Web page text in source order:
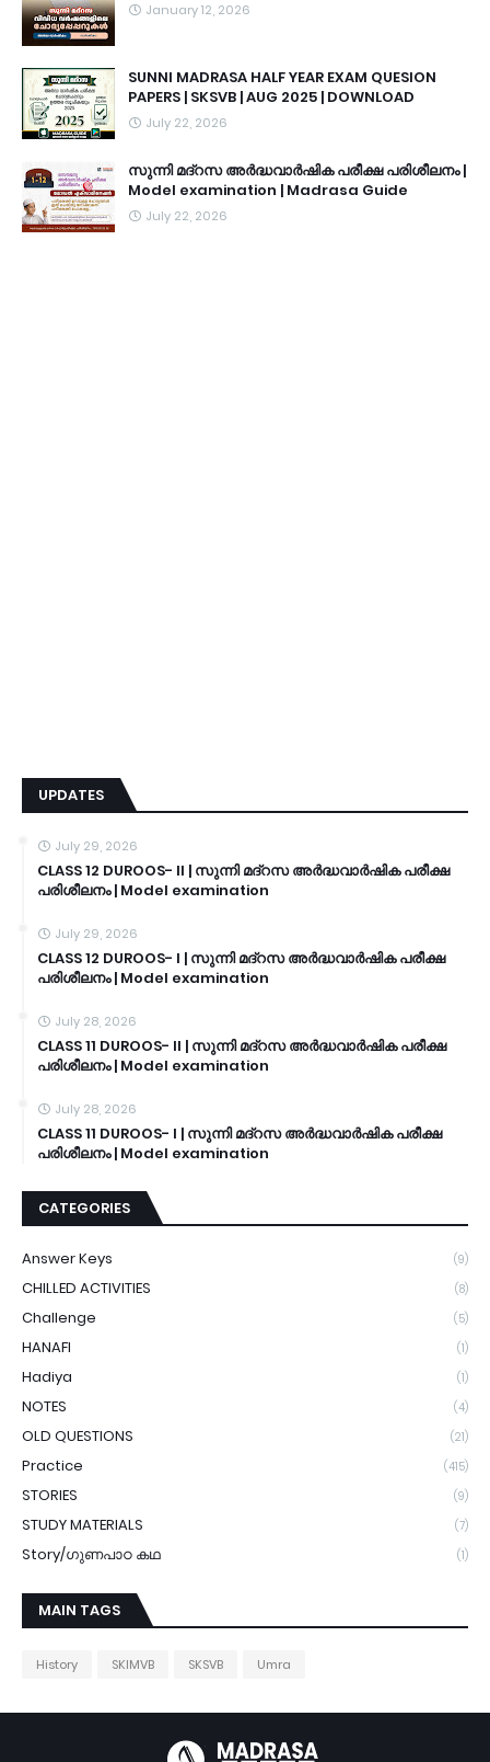
January 12, 2026
SUNNI MADRASA HALF YEAR EXAM QUESION
PAPERS | SKSVB | AUG 2025 | DOWNLOAD
July 22, 2026
സുന്നി മദ്റസ അർദ്ധവാർഷിക പരീക്ഷ പരിശീലനം |
Model examination | Madrasa Guide
July 22, 2026
UPDATES
July 29, 2026
CLASS 12 DUROOS- II | സുന്നി മദ്റസ അർദ്ധവാർഷിക പരീക്ഷ
പരിശീലനം | Model examination
July 29, 2026
CLASS 12 DUROOS- I | സുന്നി മദ്റസ അർദ്ധവാർഷിക പരീക്ഷ
പരിശീലനം | Model examination
July 28, 2026
CLASS 11 DUROOS- II | സുന്നി മദ്റസ അർദ്ധവാർഷിക പരീക്ഷ
പരിശീലനം | Model examination
July 28, 2026
CLASS 11 DUROOS- I | സുന്നി മദ്റസ അർദ്ധവാർഷിക പരീക്ഷ
പരിശീലനം | Model examination
CATEGORIES
Answer Keys (9)
CHILLED ACTIVITIES (8)
Challenge (5)
HANAFI (1)
Hadiya (1)
NOTES (4)
OLD QUESTIONS (21)
Practice (415)
STORIES (9)
STUDY MATERIALS (7)
Story/ഗുണപാഠ കഥ (1)
MAIN TAGS
History SKIMVB SKSVB Umra